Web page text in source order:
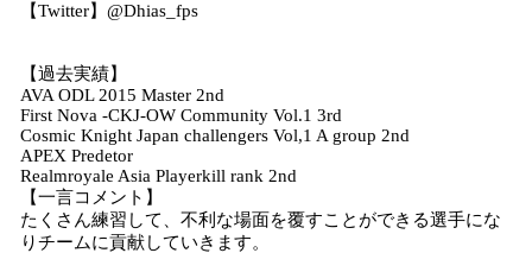
【Twitter】@Dhias_fps
【過去実績】
AVA ODL 2015 Master 2nd
First Nova -CKJ-OW Community Vol.1 3rd
Cosmic Knight Japan challengers Vol,1 A group 2nd
APEX Predetor
Realmroyale Asia Playerkill rank 2nd
【一言コメント】
たくさん練習して、不利な場面を覆すことができる選手にな
りチームに貢献していきます。